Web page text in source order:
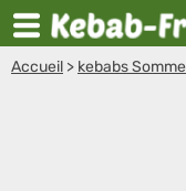
Accueil > kebabs Somme